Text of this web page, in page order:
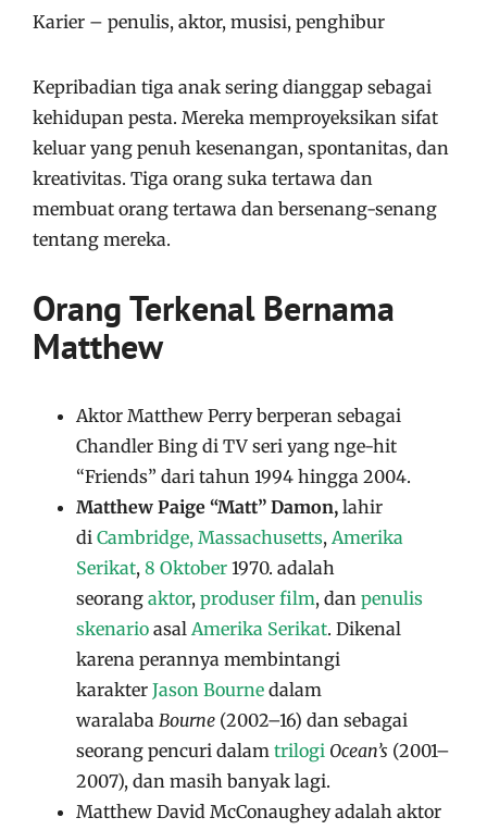
Karier – penulis, aktor, musisi, penghibur
Kepribadian tiga anak sering dianggap sebagai
kehidupan pesta. Mereka memproyeksikan sifat
keluar yang penuh kesenangan, spontanitas, dan
kreativitas. Tiga orang suka tertawa dan
membuat orang tertawa dan bersenang-senang
tentang mereka.
Orang Terkenal Bernama
Matthew
Aktor Matthew Perry berperan sebagai
Chandler Bing di TV seri yang nge-hit
“Friends” dari tahun 1994 hingga 2004.
Matthew Paige “Matt” Damon, lahir
di Cambridge, Massachusetts, Amerika
Serikat, 8 Oktober 1970. adalah
seorang aktor, produser film, dan penulis
skenario asal Amerika Serikat. Dikenal
karena perannya membintangi
karakter Jason Bourne dalam
waralaba Bourne (2002–16) dan sebagai
seorang pencuri dalam trilogi Ocean’s (2001–
2007), dan masih banyak lagi.
Matthew David McConaughey adalah aktor